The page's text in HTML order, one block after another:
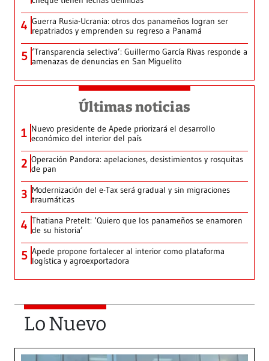
4 Guerra Rusia-Ucrania: otros dos panameños logran ser
repatriados y emprenden su regreso a Panamá
5 ‘Transparencia selectiva’: Guillermo García Rivas responde a
amenazas de denuncias en San Miguelito
Últimas noticias
1 Nuevo presidente de Apede priorizará el desarrollo
económico del interior del país
2 Operación Pandora: apelaciones, desistimientos y rosquitas
de pan
3 Modernización del e-Tax será gradual y sin migraciones
traumáticas
4 Thatiana Pretelt: ‘Quiero que los panameños se enamoren
de su historia’
5 Apede propone fortalecer al interior como plataforma
logística y agroexportadora
Lo Nuevo